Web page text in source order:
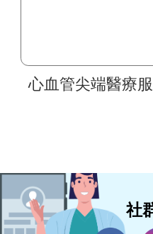
心血管尖端醫療
社